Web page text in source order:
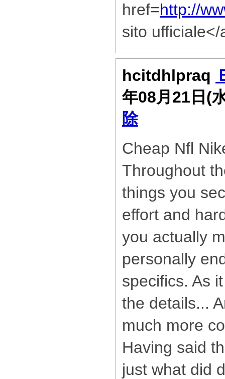
href=http://
sito
hcitdhlpraq
年08月21日(
除
Cheap Nfl
Throughout
things you
effort and
you actually
personally
specifics. As
the details...
much more
Having said
just what did